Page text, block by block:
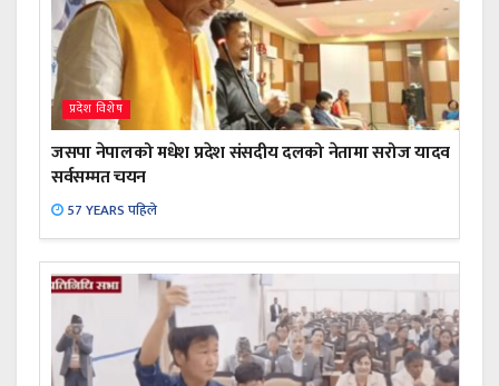
प्रदेश विशेष
जसपा नेपालको मधेश प्रदेश संसदीय दलको नेतामा सरोज यादव
सर्वसम्मत चयन
57 YEARS पहिले